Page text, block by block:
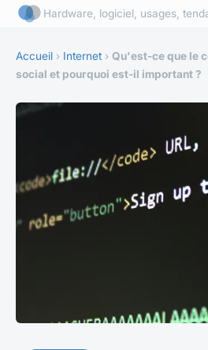
Hardware, logiciel, usages,
Accueil › Internet › Qu'est-ce que le
social et pourquoi est-il important ?